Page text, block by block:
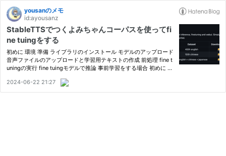
yousanのメモ
id:ayousanz
StableTTSでつくよみちゃんコーパスを使ってfi
ne tuingをする
初めに 環境 準備 ライブラリのインストール モデルのアップロード
音声ファイルのアップロードと学習用テキストの作成 前処理 fine t
uningの実行 fine tuingモデルで推論 事前学習をする場合 初めに 以
ってみます。 ayousanz.hatenadiary.jp 環境 L4 GPU u…
2024-06-22 21:27